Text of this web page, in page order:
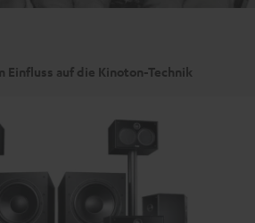
Einfluss auf die Kinoton-Technik